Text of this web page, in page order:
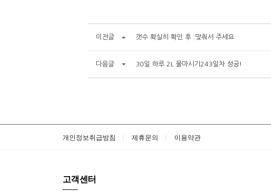
이전글 갯수 확실히 확인 후 .맞춰서 주세요
다음글 30일 하루 2L 물마시기243일차 성공!
개인정보취급방침 제휴문의 이용약관
고객센터